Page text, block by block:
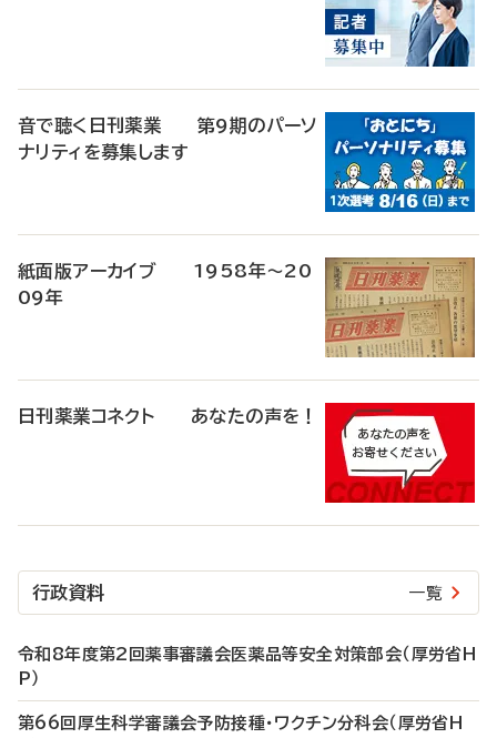
音で聴く日刊薬業 第9期のパーソ
ナリティを募集します
紙面版アーカイブ 1958年～20
09年
日刊薬業コネクト あなたの声を！
行政資料 一覧
令和8年度第2回薬事審議会医薬品等安全対策部会（厚労省H
P）
第66回厚生科学審議会予防接種・ワクチン分科会（厚労省H